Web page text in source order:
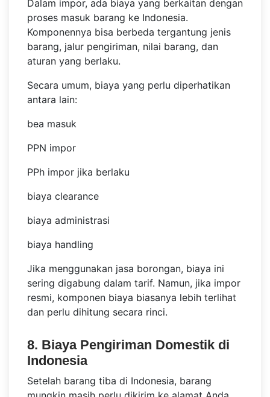
Dalam impor, ada biaya yang berkaitan dengan
proses masuk barang ke Indonesia.
Komponennya bisa berbeda tergantung jenis
barang, jalur pengiriman, nilai barang, dan
aturan yang berlaku.
Secara umum, biaya yang perlu diperhatikan
antara lain:
bea masuk
PPN impor
PPh impor jika berlaku
biaya clearance
biaya administrasi
biaya handling
Jika menggunakan jasa borongan, biaya ini
sering digabung dalam tarif. Namun, jika impor
resmi, komponen biaya biasanya lebih terlihat
dan perlu dihitung secara rinci.
8. Biaya Pengiriman Domestik di
Indonesia
Setelah barang tiba di Indonesia, barang